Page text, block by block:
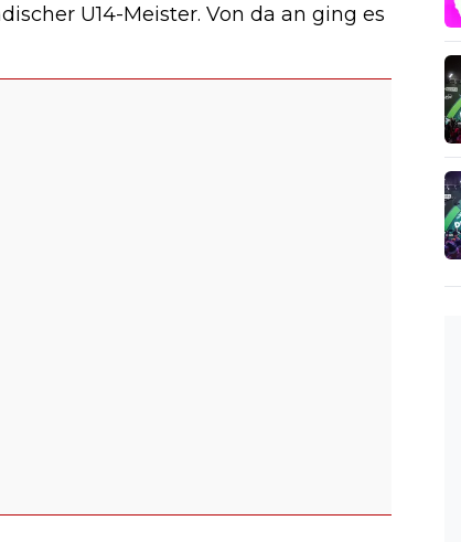
U14-Meister. Von da an ging es